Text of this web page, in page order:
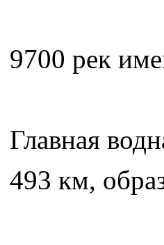
9700 рек
Главная
493 км,